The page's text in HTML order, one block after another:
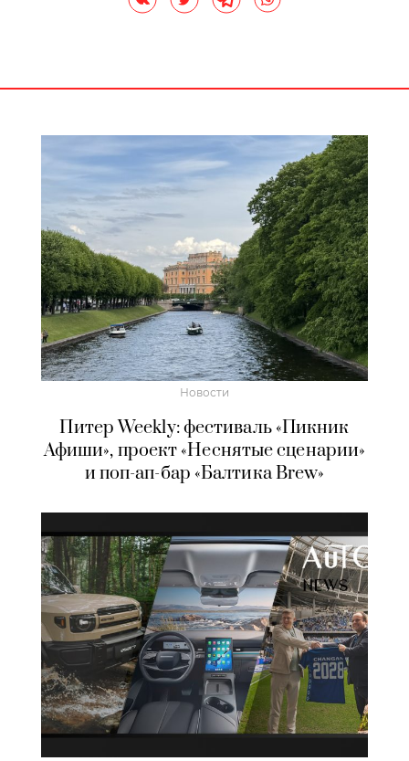
Новости
Питер Weekly: фестиваль «Пикник
Афиши», проект «Неснятые сценарии»
и поп-ап-бар «Балтика Brew»